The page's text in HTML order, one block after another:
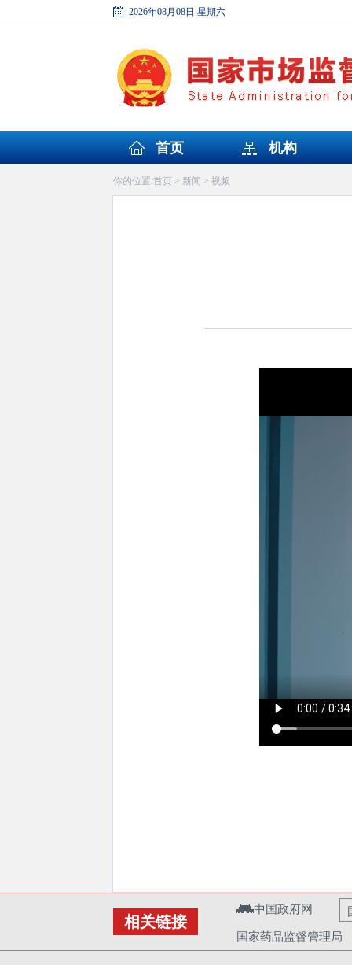
2026年08月08日 星期六
首页 机构
你的位置:首页> 新闻 > 视频
相关链接
中国政府网
国家药品监督管理局